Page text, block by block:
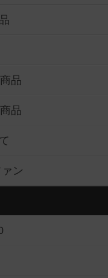
品
品
ン